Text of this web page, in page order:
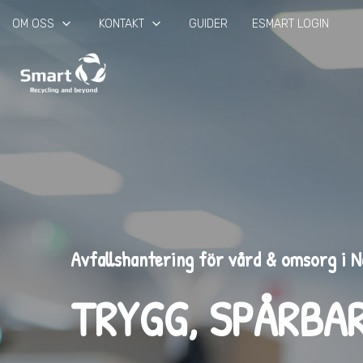
OM OSS keyboard_arrow_down KONTAKT keyboard_arrow_down GUIDER ESMART LOGIN
Avfallshantering för vård & omsorg i
TRYGG,